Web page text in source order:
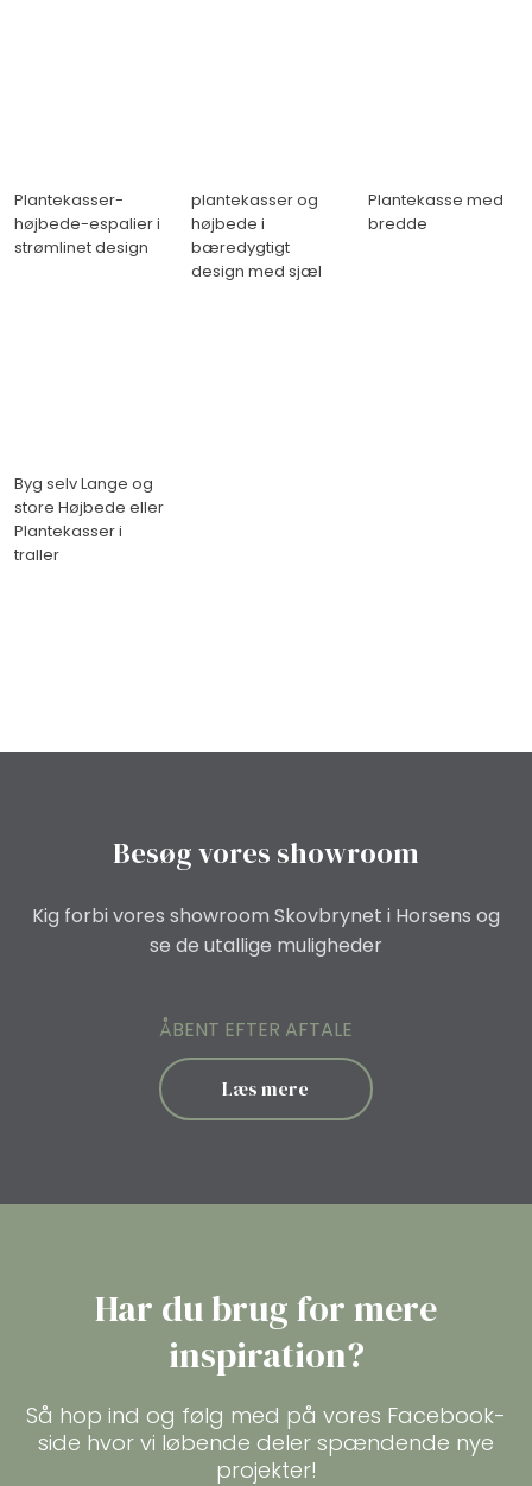
Plantekasser-
højbede-espalier i
strømlinet design
plantekasser og
højbede i
bæredygtigt
design med sjæl
Plantekasse med
bredde
Byg selv Lange og
store Højbede eller
Plantekasser i
traller
Besøg vores showroom
Kig forbi vores showroom Skovbrynet i Horsens og
se de utallige muligheder
ÅBENT EFTER AFTALE
Læs mere
Har du brug for mere
inspiration?
Så hop ind og følg med på vores Facebook-
side hvor vi løbende deler spændende nye
projekter!